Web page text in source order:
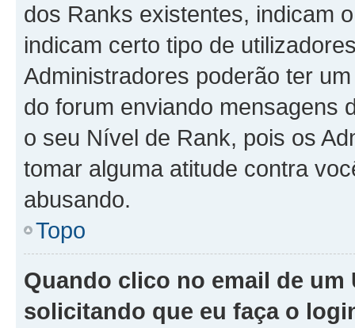
dos Ranks existentes, indicam
indicam certo tipo de
Administradores poderão ter
do forum enviando mensagens
o seu Nível de Rank, pois os
tomar alguma atitude contra
abusando.
Topo
Quando clico no email de um
solicitando que eu faça o